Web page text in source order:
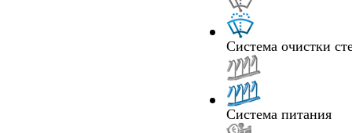
Система очистки
Система питания